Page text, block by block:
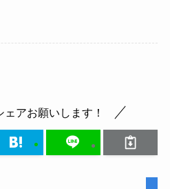
アお願いします！